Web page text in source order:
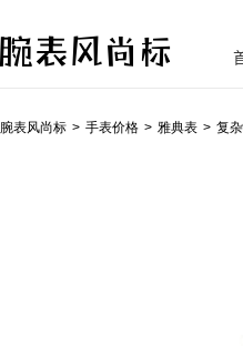
腕表风尚标 手表价格 雅典表 复